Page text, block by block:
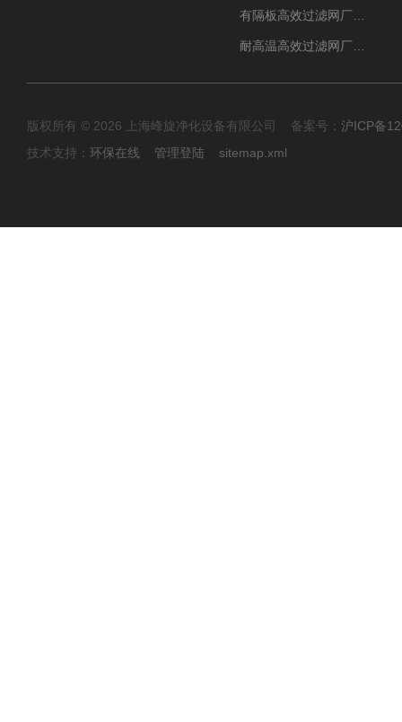
版权所有 © 2026 上海峰旋净化设备有限公司 备案号： 沪ICP备
技术支持： 环保在线 管理登陆 sitemap.xml